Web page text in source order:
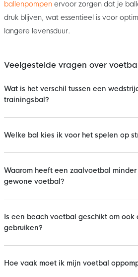
ballenpompen ervoor zorgen dat je
druk blijven, wat essentieel is voor
langere levensduur.
Veelgestelde vragen over
Wat is het verschil tussen een
trainingsbal?
Welke bal kies ik voor het spelen op
Waarom heeft een zaalvoetbal
gewone voetbal?
Is een beach voetbal geschikt om ook
gebruiken?
Hoe vaak moet ik mijn voetbal